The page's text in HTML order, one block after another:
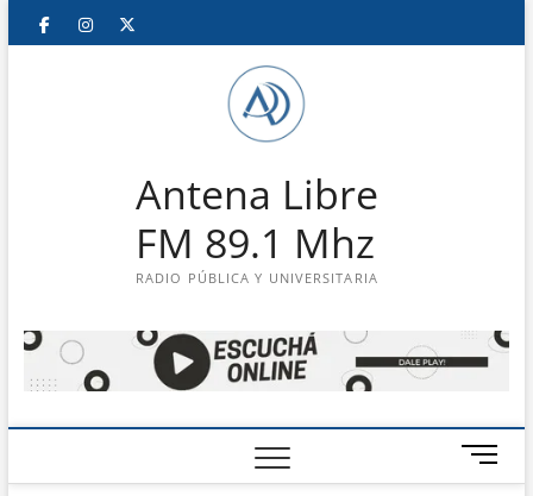
Saltar
FacebookInstagram
Antena Libre
FM 89.1 Mhz
RADIO PÚBLICA Y UNIVERSITARIA
B
o